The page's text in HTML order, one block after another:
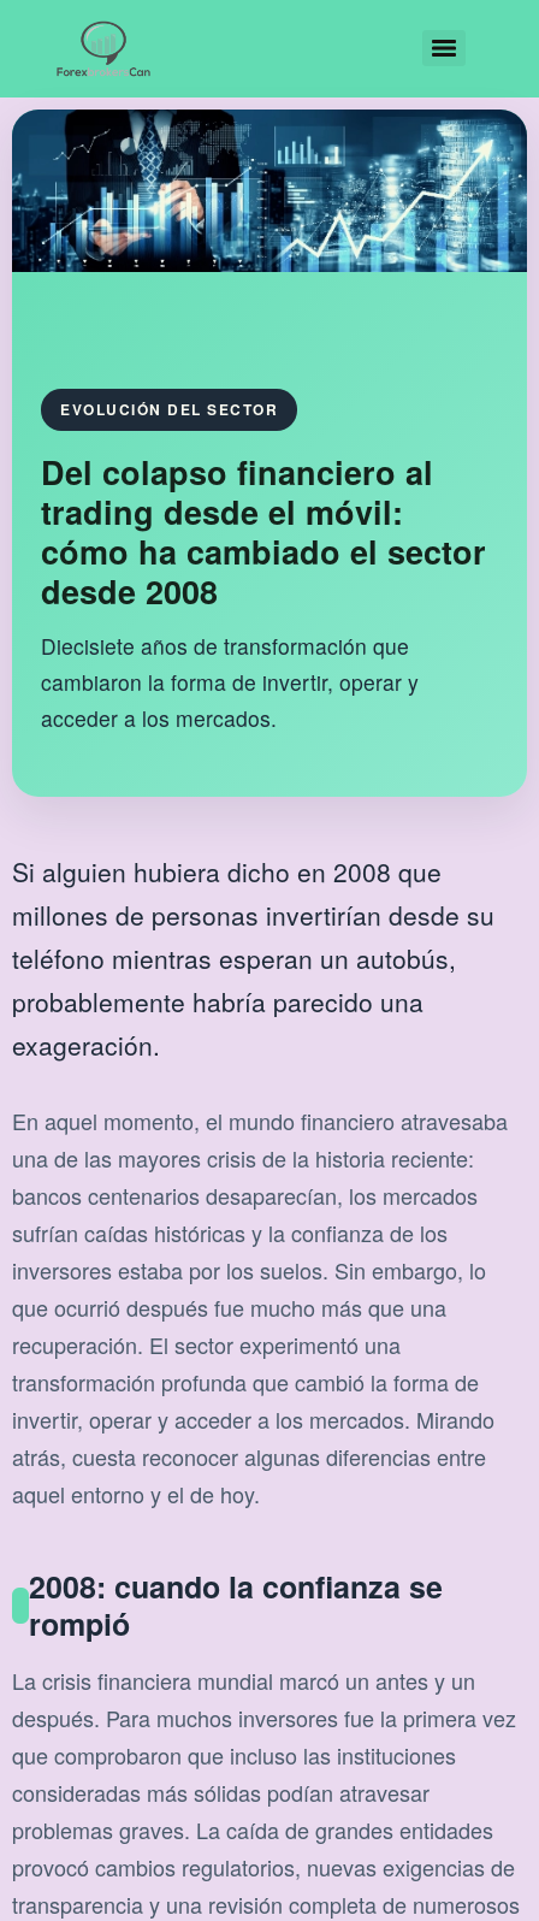
EVOLUCIÓN DEL SECTOR
Del colapso financiero al
trading desde el móvil:
cómo ha cambiado el sector
desde 2008
Diecisiete años de transformación que
cambiaron la forma de invertir, operar y
acceder a los mercados.
Si alguien hubiera dicho en 2008 que
millones de personas invertirían desde su
teléfono mientras esperan un autobús,
probablemente habría parecido una
exageración.
En aquel momento, el mundo financiero atravesaba
una de las mayores crisis de la historia reciente:
bancos centenarios desaparecían, los mercados
sufrían caídas históricas y la confianza de los
inversores estaba por los suelos. Sin embargo, lo
que ocurrió después fue mucho más que una
recuperación. El sector experimentó una
transformación profunda que cambió la forma de
invertir, operar y acceder a los mercados. Mirando
atrás, cuesta reconocer algunas diferencias entre
aquel entorno y el de hoy.
2008: cuando la confianza se
rompió
La crisis financiera mundial marcó un antes y un
después. Para muchos inversores fue la primera vez
que comprobaron que incluso las instituciones
consideradas más sólidas podían atravesar
problemas graves. La caída de grandes entidades
provocó cambios regulatorios, nuevas exigencias de
transparencia y una revisión completa de numerosos